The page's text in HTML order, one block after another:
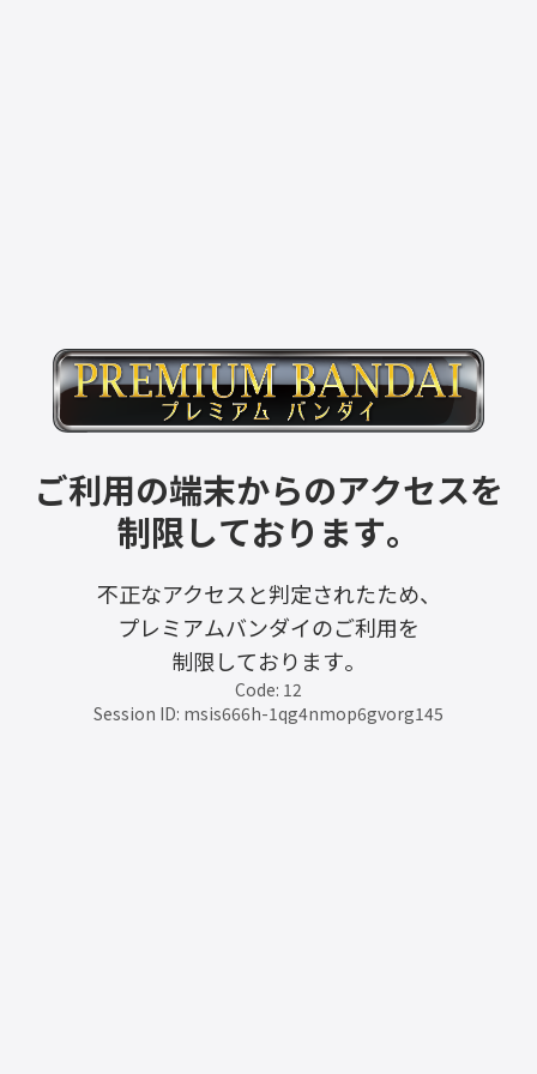
ご利用の端末からのアクセスを
制限しております。
不正なアクセスと判定されたため、
プレミアムバンダイのご利用を
制限しております。
Code: 12
Session ID: msis666h-1qg4nmop6gvorg145